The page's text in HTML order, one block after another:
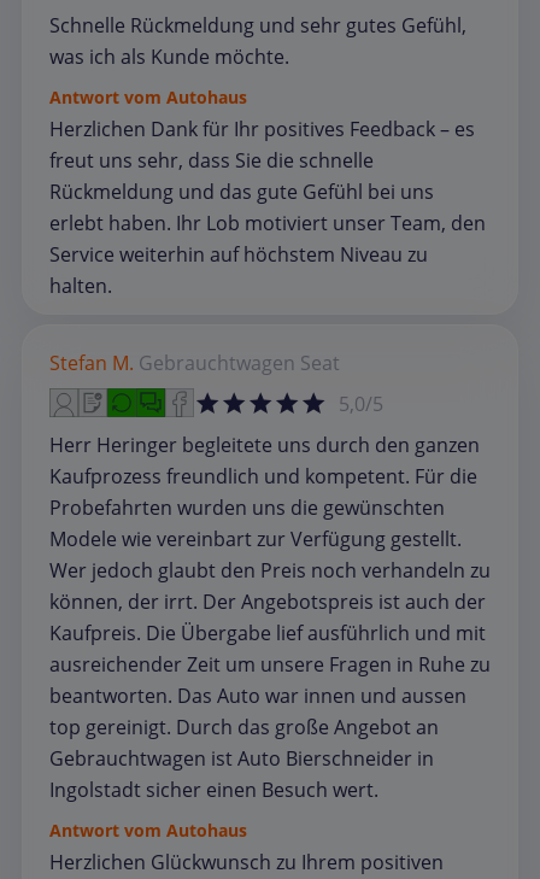
Schnelle Rückmeldung und sehr gutes Gefühl,
was ich als Kunde möchte.
Antwort vom Autohaus
Herzlichen Dank für Ihr positives Feedback – es
freut uns sehr, dass Sie die schnelle
Rückmeldung und das gute Gefühl bei uns
erlebt haben. Ihr Lob motiviert unser Team, den
Service weiterhin auf höchstem Niveau zu
halten.
Stefan M. Gebrauchtwagen Seat
5,0/5
Herr Heringer begleitete uns durch den ganzen
Kaufprozess freundlich und kompetent. Für die
Probefahrten wurden uns die gewünschten
Modele wie vereinbart zur Verfügung gestellt.
Wer jedoch glaubt den Preis noch verhandeln zu
können, der irrt. Der Angebotspreis ist auch der
Kaufpreis. Die Übergabe lief ausführlich und mit
ausreichender Zeit um unsere Fragen in Ruhe zu
beantworten. Das Auto war innen und aussen
top gereinigt. Durch das große Angebot an
Gebrauchtwagen ist Auto Bierschneider in
Ingolstadt sicher einen Besuch wert.
Antwort vom Autohaus
Herzlichen Glückwunsch zu Ihrem positiven